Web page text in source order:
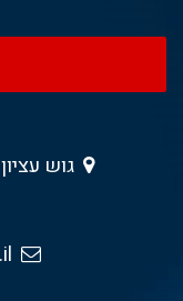
גוש עציון 13 , גבעת שמואל 5403013